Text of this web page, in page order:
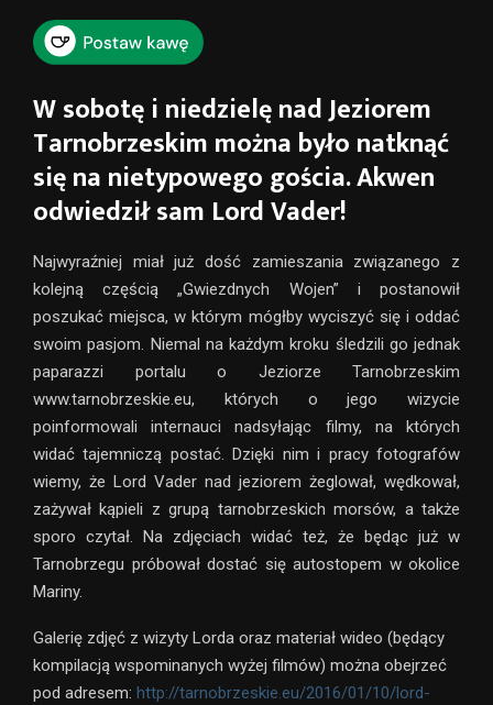
W sobotę i niedzielę nad Jeziorem
Tarnobrzeskim można było natknąć
się na nietypowego gościa. Akwen
odwiedził sam Lord Vader!
Najwyraźniej miał już dość zamieszania związanego z
kolejną częścią „Gwiezdnych Wojen” i postanowił
poszukać miejsca, w którym mógłby wyciszyć się i oddać
swoim pasjom. Niemal na każdym kroku śledzili go jednak
paparazzi portalu o Jeziorze Tarnobrzeskim
www.tarnobrzeskie.eu, których o jego wizycie
poinformowali internauci nadsyłając filmy, na których
widać tajemniczą postać. Dzięki nim i pracy fotografów
wiemy, że Lord Vader nad jeziorem żeglował, wędkował,
zażywał kąpieli z grupą tarnobrzeskich morsów, a także
sporo czytał. Na zdjęciach widać też, że będąc już w
Tarnobrzegu próbował dostać się autostopem w okolice
Mariny.
Galerię zdjęć z wizyty Lorda oraz materiał wideo (będący
kompilacją wspominanych wyżej filmów) można obejrzeć
pod adresem: http://tarnobrzeskie.eu/2016/01/10/lord-